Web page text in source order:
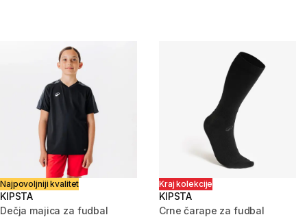
Najpovoljniji kvalitet
KIPSTA
Dečja majica za fudbal
Kraj kolekcije
KIPSTA
Crne čarape za fudbal